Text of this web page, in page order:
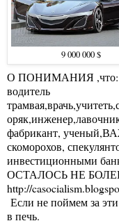
9 000 000 $
О ПОНИМАНИЯ ,что:
водитель
фабрикант,
скоморохов,
инвестиционными
ОСТАЛОСЬ НЕ БОЛЕЕ
http://
Если не поймем за
в печь.